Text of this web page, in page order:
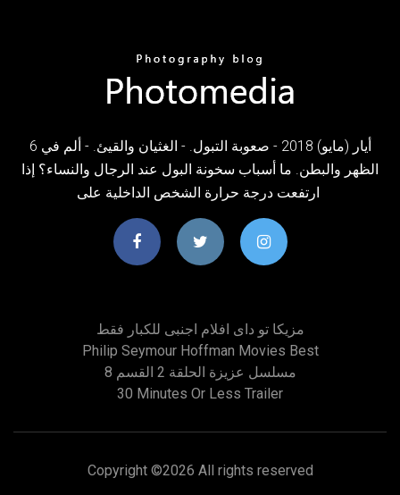
6 أيار (مايو) 2018 - صعوبة التبول. - الغثيان والقيئ. - ألم في
الظهر والبطن. ما أسباب سخونة البول عند الرجال والنساء؟ إذا
مزيكا تو داى افلام اجنبى للكبار فقط
Philip Seymour Hoffman Movies Best
مسلسل عزيزة الحلقة 2 القسم 8
30 Minutes Or Less Trailer
Copyright ©2026 All rights reserved